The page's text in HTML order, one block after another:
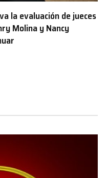
la evaluación de jueces
Molina y Nancy